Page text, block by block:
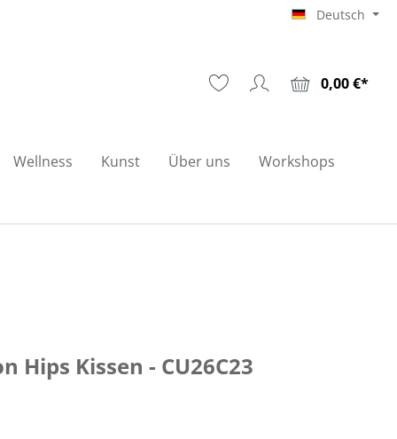
Deutsch
0,00 €*
Wellness Kunst Über uns Workshops
Hips Kissen - CU26C23